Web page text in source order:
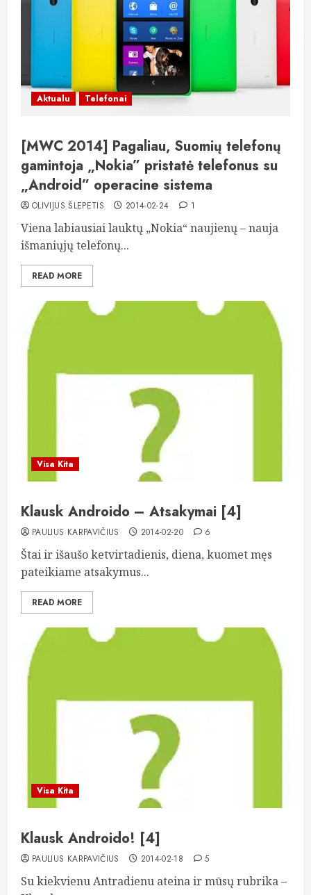
Aktualu Telefonai
[MWC 2014] Pagaliau, Suomių telefonų
gamintoja „Nokia” pristatė telefonus su
„Android” operacine sistema
OLIVIJUS ŠLEPETIS 2014-02-24 1
Viena labiausiai lauktų „Nokia“ naujienų – nauja
išmaniųjų telefonų...
READ MORE
Visa Kita
Klausk Androido – Atsakymai [4]
PAULIUS KARPAVIČIUS 2014-02-20 6
Štai ir išaušo ketvirtadienis, diena, kuomet męs
pateikiame atsakymus...
READ MORE
Visa Kita
Klausk Androido! [4]
PAULIUS KARPAVIČIUS 2014-02-18 5
Su kiekvienu Antradienu ateina ir mūsų rubrika –